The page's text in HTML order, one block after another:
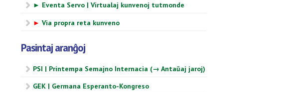
► Eventa Servo | Virtualaj kunvenoj tutmonde
► Via propra reta kunveno
Pasintaj aranĝoj
PSI | Printempa Semajno Internacia (→ Antaŭaj jaroj)
GEK | Germana Esperanto-Kongreso